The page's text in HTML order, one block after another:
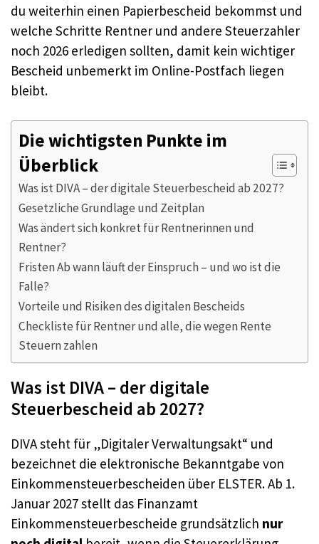
du weiterhin einen Papierbescheid bekommst und
welche Schritte Rentner und andere Steuerzahler
noch 2026 erledigen sollten, damit kein wichtiger
Bescheid unbemerkt im Online-Postfach liegen
bleibt.
Die wichtigsten Punkte im
Überblick
Was ist DIVA – der digitale Steuerbescheid ab 2027?
Gesetzliche Grundlage und Zeitplan
Was ändert sich konkret für Rentnerinnen und
Rentner?
Fristen Ab wann läuft der Einspruch – und wo ist die
Falle?
Vorteile und Risiken des digitalen Bescheids
Checkliste für Rentner und alle, die wegen Rente
Steuern zahlen
Was ist DIVA – der digitale
Steuerbescheid ab 2027?
DIVA steht für „Digitaler Verwaltungsakt“ und
bezeichnet die elektronische Bekanntgabe von
Einkommensteuerbescheiden über ELSTER. Ab 1.
Januar 2027 stellt das Finanzamt
Einkommensteuerbescheide grundsätzlich nur